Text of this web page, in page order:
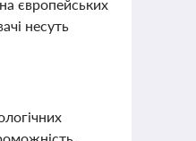
європейських
несуть